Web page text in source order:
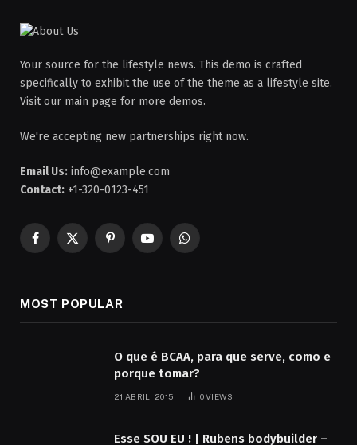
Your source for the lifestyle news. This demo is crafted
specifically to exhibit the use of the theme as a lifestyle site.
Visit our main page for more demos.
We're accepting new partnerships right now.
Email Us: info@example.com
Contact: +1-320-0123-451
Facebook
X
PinterestYouTubeWhatsApp
MOST POPULAR
O que é BCAA, para que serve, como e
porque tomar?
21 ABRIL, 2015 0VIEWS
Esse SOU EU ! | Rubens bodybuilder –